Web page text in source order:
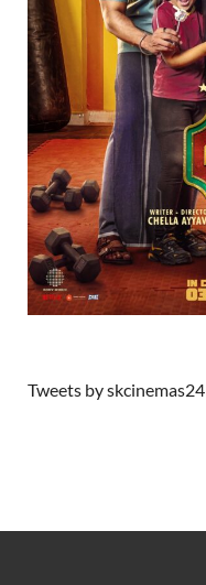
Tweets by skcinemas24